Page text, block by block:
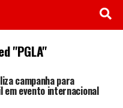
"PGLA"
campanha para
evento internacional